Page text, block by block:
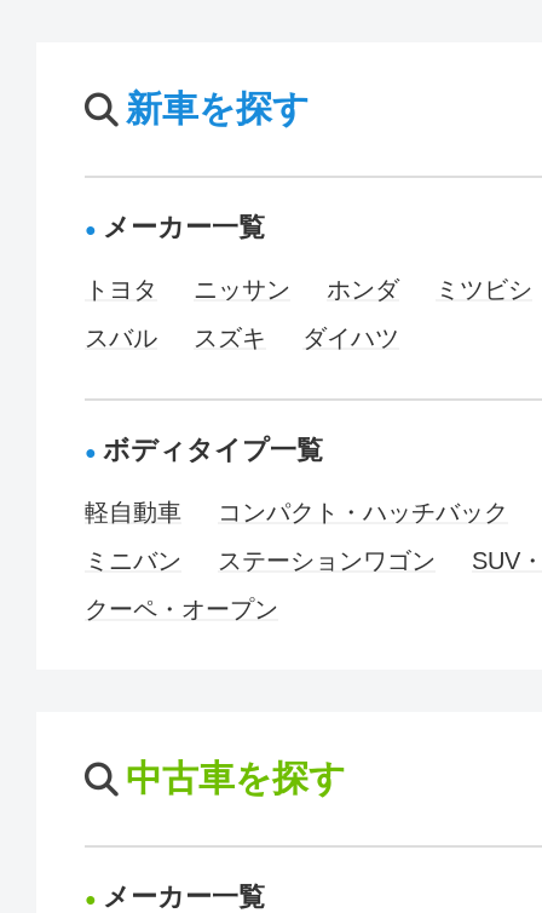
新車を探す
メーカー一覧
トヨタ ニッサン ホンダ
ミツビシ
スバル
スズキ ダイハツ
ボディタイプ一覧
軽自動車
コンパクト・ハッチバック
ミニバン
ステーションワゴン
SUV
クーペ・オープン
中古車を探す
メーカー一覧